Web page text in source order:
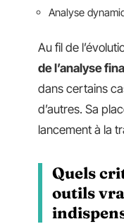
Analyse
Au fil de
de l’analyse
dans certains
d’autres. Sa
lancement à la
Quels
outils